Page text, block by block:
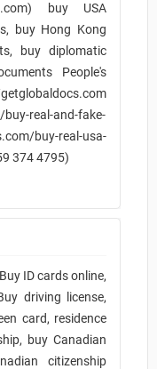
buy USA
buy Hong Kong
buy diplomatic
People's
real-and-fake-
buy-real-usa-
374 4795)
ID cards online,
driving license,
card, residence
buy Canadian
citizenship